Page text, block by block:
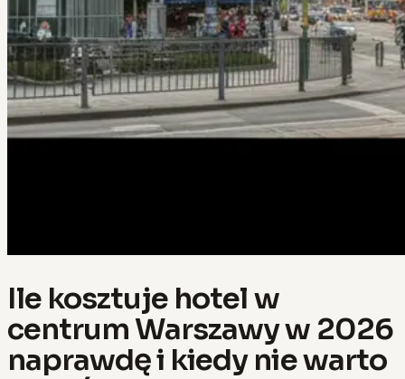
Ile kosztuje hotel w
centrum Warszawy w 2026
naprawdę i kiedy nie warto